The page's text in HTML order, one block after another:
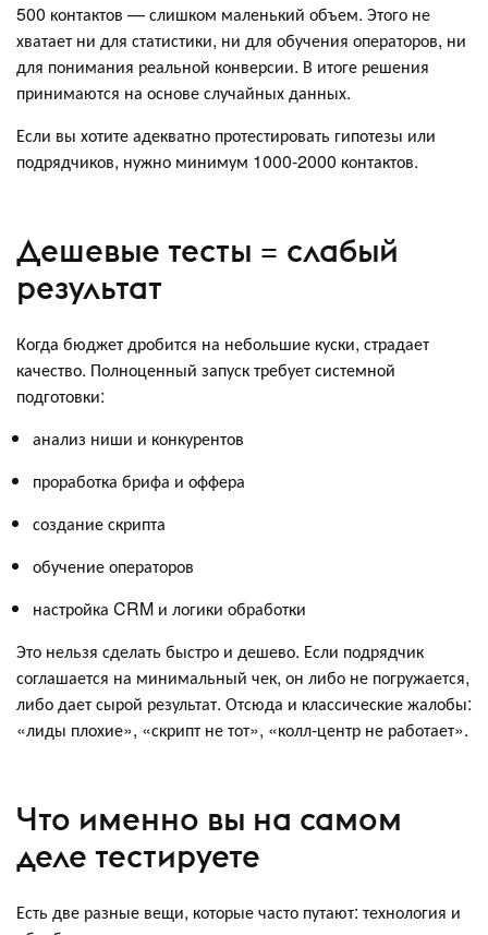
500 контактов — слишком маленький объем. Этого не
хватает ни для статистики, ни для обучения операторов, ни
для понимания реальной конверсии. В итоге решения
принимаются на основе случайных данных.
Если вы хотите адекватно протестировать гипотезы или
подрядчиков, нужно минимум 1000-2000 контактов.
Дешевые тесты = слабый
результат
Когда бюджет дробится на небольшие куски, страдает
качество. Полноценный запуск требует системной
подготовки:
анализ ниши и конкурентов
проработка брифа и оффера
создание скрипта
обучение операторов
настройка CRM и логики обработки
Это нельзя сделать быстро и дешево. Если подрядчик
соглашается на минимальный чек, он либо не погружается,
либо дает сырой результат. Отсюда и классические жалобы:
«лиды плохие», «скрипт не тот», «колл-центр не работает».
Что именно вы на самом
деле тестируете
Есть две разные вещи, которые часто путают: технология и